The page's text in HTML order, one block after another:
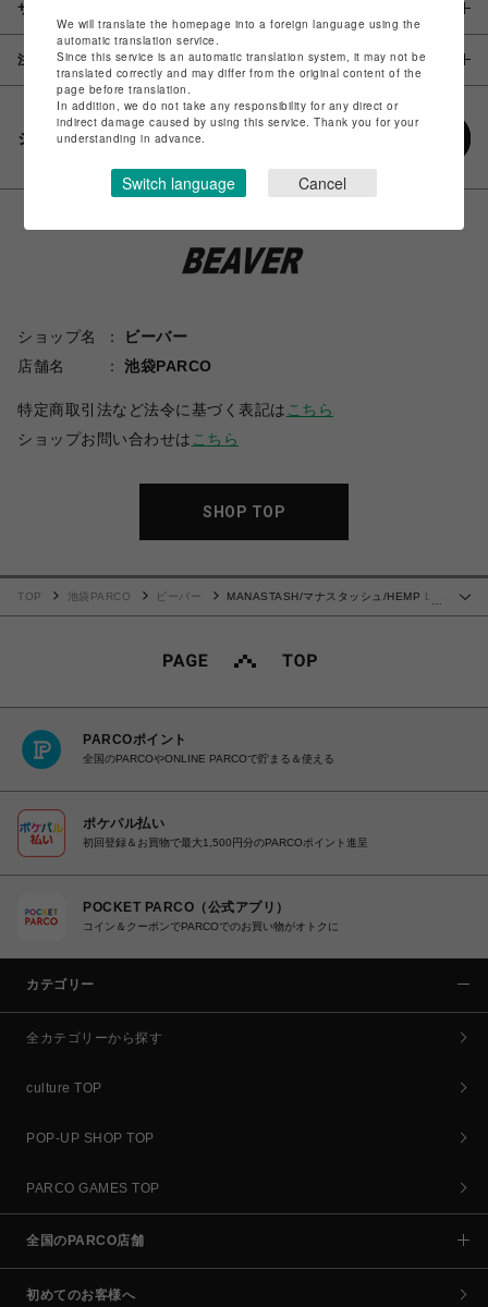
サイズ
注意事項
シェアする
ショップ名
ビーバー
店舗名
池袋PARCO
特定商取引法など法令に基づく表記は こちら
ショップお問い合わせは こちら
SHOP TOP
TOP 池袋PARCO ビーバー
MANASTASH/マナスタッシュ/HEMP L/S
PARCOポイント
全国のPARCOやONLINE PARCOで貯まる＆使える
ポケパル払い
初回登録＆お買物で最大1,500円分のPARCOポイント進呈
POCKET PARCO（公式アプリ）
コイン＆クーポンでPARCOでのお買い物がオトクに
カテゴリー
全カテゴリーから探す
culture TOP
POP-UP SHOP TOP
PARCO GAMES TOP
全国のPARCO店舗
初めてのお客様へ
We will translate the homepage into a foreign language using the
automatic translation service.
Since this service is an automatic translation system, it may not be
translated correctly and may differ from the original content of the
page before translation.
In addition, we do not take any responsibility for any direct or
indirect damage caused by using this service. Thank you for your
understanding in advance.
Switch language Cancel